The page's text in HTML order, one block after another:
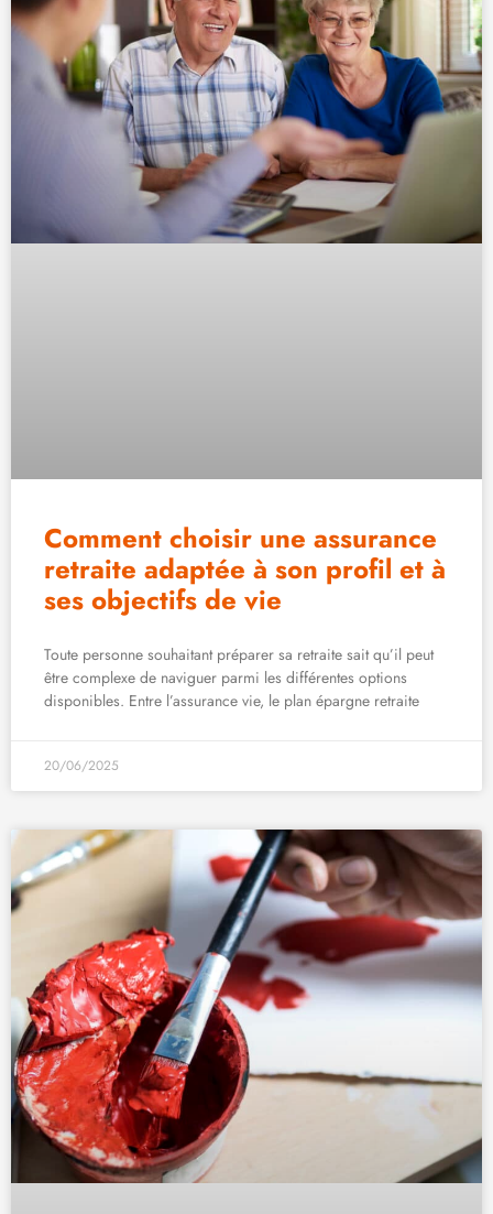
Comment choisir une assurance
retraite adaptée à son profil et à
ses objectifs de vie
Toute personne souhaitant préparer sa retraite sait qu’il peut
être complexe de naviguer parmi les différentes options
disponibles. Entre l’assurance vie, le plan épargne retraite
20/06/2025